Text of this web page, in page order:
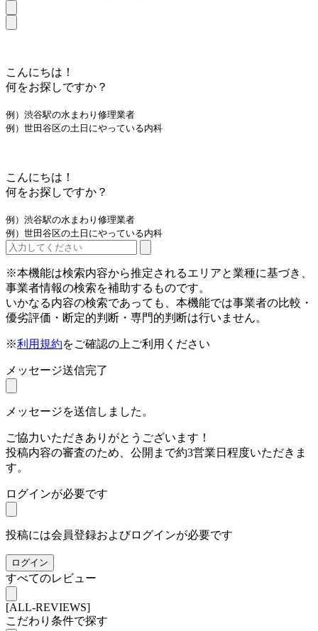
こんにちは！
何をお探しですか？
例）渋谷駅の水まわり修理業者
例）世田谷区の土日にやっている内科
こんにちは！
何をお探しですか？
例）渋谷駅の水まわり修理業者
例）世田谷区の土日にやっている内科
※本機能は検索内容から推定されるエリアと業種に基づき、
事業者情報の検索を補助するものです。
いかなる内容の検索であっても、本機能では事業者の比較・
優劣評価・断定的判断・専門的判断は行いません。
※利用規約をご確認の上ご利用ください
メッセージ送信完了
メッセージを送信しました。
ご協力いただきありがとうございます！
投稿内容の審査のため、公開まで約3営業日程度いただきま
す。
ログインが必要です
投稿には会員登録およびログインが必要です
ログイン
すべてのレビュー
[ALL-REVIEWS]
こだわり条件で探す